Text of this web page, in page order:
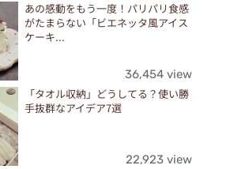
あの感動をもう一度！パリパリ食感
がたまらない「ビエネッタ風アイス
ケーキ...
36,454 view
「タオル収納」どうしてる？使い勝
手抜群なアイデア7選
22,923 view